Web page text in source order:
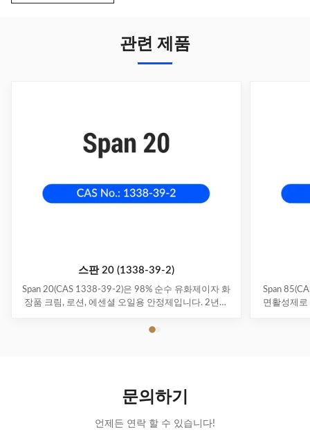
관련 제품
스판 20 (1338-39-2)
Span 20(CAS 1338-39-2)은 98% 순수 유화제이자 화
장품 크림, 로션, 에센셜 오일용 안정제입니다. 2년의
Span
면활성제
문의하기
언제든 연락 할 수 있습니다!